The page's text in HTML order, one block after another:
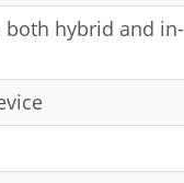
hybrid and in-